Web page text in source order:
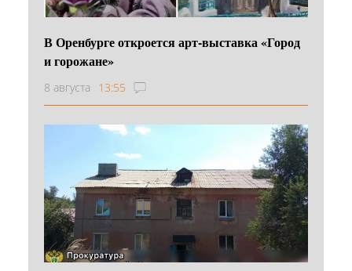
В Оренбурге откроется арт-выставка «Город
и горожане»
8 августа 13:55